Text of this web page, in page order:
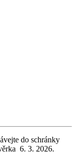
do schránky
6. 3. 2026.